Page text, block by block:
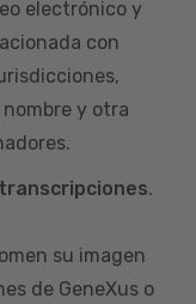
electrónico y
con
y otra
.
su imagen
de GeneXus o